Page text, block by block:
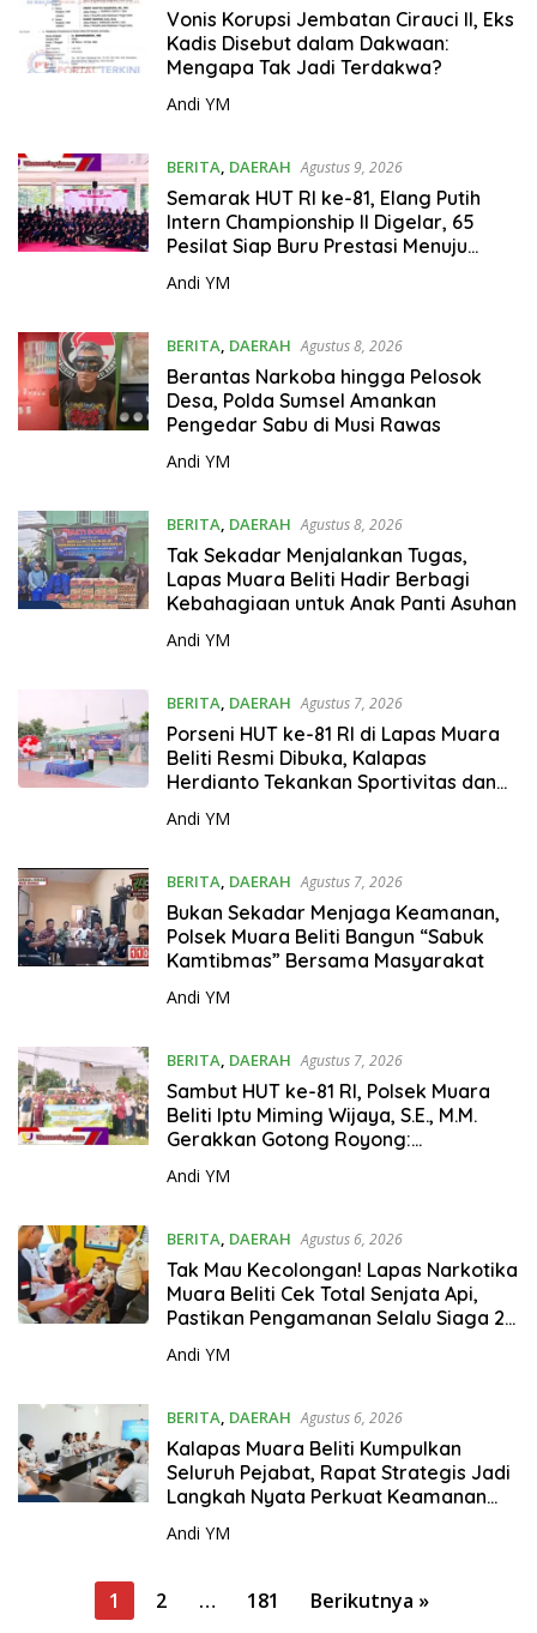
Vonis Korupsi Jembatan Cirauci II, Eks
Kadis Disebut dalam Dakwaan:
Mengapa Tak Jadi Terdakwa?
Andi YM
BERITA, DAERAH Agustus 9, 2026
Semarak HUT RI ke-81, Elang Putih
Intern Championship II Digelar, 65
Pesilat Siap Buru Prestasi Menuju
Andi YM
BERITA, DAERAH Agustus 8, 2026
Berantas Narkoba hingga Pelosok
Desa, Polda Sumsel Amankan
Pengedar Sabu di Musi Rawas
Andi YM
BERITA, DAERAH Agustus 8, 2026
Tak Sekadar Menjalankan Tugas,
Lapas Muara Beliti Hadir Berbagi
Kebahagiaan untuk Anak Panti Asuhan
Andi YM
BERITA, DAERAH Agustus 7, 2026
Porseni HUT ke-81 RI di Lapas Muara
Beliti Resmi Dibuka, Kalapas
Herdianto Tekankan Sportivitas dan
Andi YM
BERITA, DAERAH Agustus 7, 2026
Bukan Sekadar Menjaga Keamanan,
Polsek Muara Beliti Bangun “Sabuk
Kamtibmas” Bersama Masyarakat
Andi YM
BERITA, DAERAH Agustus 7, 2026
Sambut HUT ke-81 RI, Polsek Muara
Beliti Iptu Miming Wijaya, S.E., M.M.
Gerakkan Gotong Royong:
Andi YM
BERITA, DAERAH Agustus 6, 2026
Tak Mau Kecolongan! Lapas Narkotika
Muara Beliti Cek Total Senjata Api,
Pastikan Pengamanan Selalu Siaga 24
Andi YM
BERITA, DAERAH Agustus 6, 2026
Kalapas Muara Beliti Kumpulkan
Seluruh Pejabat, Rapat Strategis Jadi
Langkah Nyata Perkuat Keamanan
Pemasyarakatan
Andi YM
1 2 … 181 Berikutnya »